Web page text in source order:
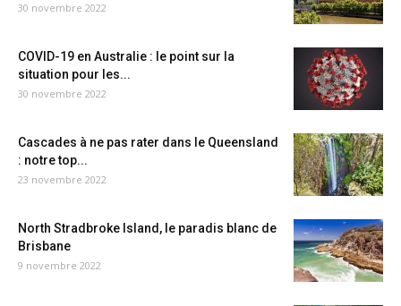
30 novembre 2022
COVID-19 en Australie : le point sur la
situation pour les...
30 novembre 2022
Cascades à ne pas rater dans le Queensland
: notre top...
23 novembre 2022
North Stradbroke Island, le paradis blanc de
Brisbane
9 novembre 2022